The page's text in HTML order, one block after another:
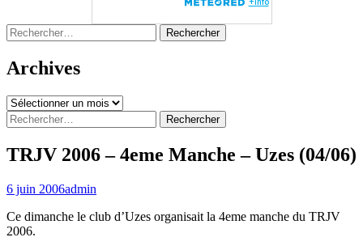
Rechercher :
Archives
Archives
Rechercher :
TRJV 2006 – 4eme Manche – Uzes (04/06)
6 juin 2006admin
Ce dimanche le club d’Uzes organisait la 4eme manche du TRJV
2006.